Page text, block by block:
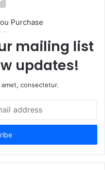
Purchase
mailing list
updates!
consectetur.